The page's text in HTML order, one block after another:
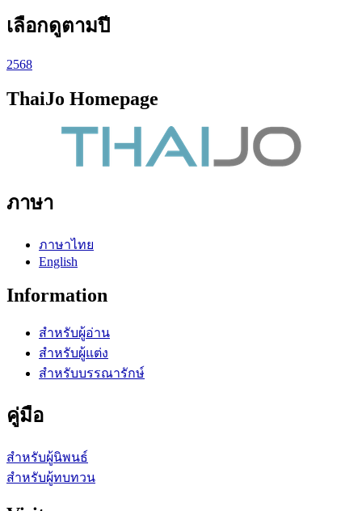
เลือกดูตามปี
2568
ThaiJo Homepage
ภาษา
ภาษาไทย
English
Information
สำหรับผู้อ่าน
สำหรับผู้แต่ง
สำหรับบรรณารักษ์
คู่มือ
สำหรับผู้นิพนธ์
สำหรับผู้ทบทวน